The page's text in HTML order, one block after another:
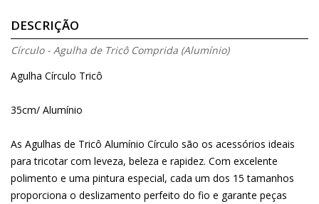
DESCRIÇÃO
Círculo - Agulha de Tricô Comprida (Alumínio)
Agulha Círculo Tricô
35cm/ Alumínio
As Agulhas de Tricô Alumínio Círculo são os acessórios ideais
para tricotar com leveza, beleza e rapidez. Com excelente
polimento e uma pintura especial, cada um dos 15 tamanhos
proporciona o deslizamento perfeito do fio e garante peças